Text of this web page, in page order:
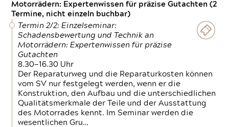
Motorrädern: Expertenwissen für präzise Gutachten (2
Termine, nicht einzeln buchbar)
Termin 2/2: Einzelseminar:
Schadensbewertung und Technik an
Motorrädern: Expertenwissen für präzise
Gutachten
8.30—16.30 Uhr
Der Reparaturweg und die Reparaturkosten können
vom SV nur festgelegt werden, wenn er die
Konstruktion, den Aufbau und die unterschiedlichen
Qualitätsmerkmale der Teile und der Ausstattung
des Motorrades kennt. Im Seminar werden die
wesentlichen Gru…